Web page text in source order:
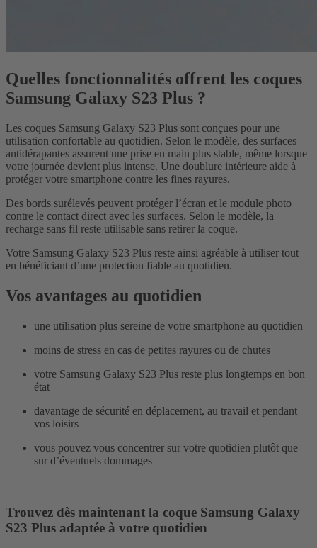
Quelles fonctionnalités offrent les coques
Samsung Galaxy S23 Plus ?
Les coques Samsung Galaxy S23 Plus sont conçues pour une
utilisation confortable au quotidien. Selon le modèle, des surfaces
antidérapantes assurent une prise en main plus stable, même lorsque
votre journée devient plus intense. Une doublure intérieure aide à
protéger votre smartphone contre les fines rayures.
Des bords surélevés peuvent protéger l’écran et le module photo
contre le contact direct avec les surfaces. Selon le modèle, la
recharge sans fil reste utilisable sans retirer la coque.
Votre Samsung Galaxy S23 Plus reste ainsi agréable à utiliser tout
en bénéficiant d’une protection fiable au quotidien.
Vos avantages au quotidien
une utilisation plus sereine de votre smartphone au quotidien
moins de stress en cas de petites rayures ou de chutes
votre Samsung Galaxy S23 Plus reste plus longtemps en bon
état
davantage de sécurité en déplacement, au travail et pendant
vos loisirs
vous pouvez vous concentrer sur votre quotidien plutôt que
sur d’éventuels dommages
Trouvez dès maintenant la coque Samsung Galaxy
S23 Plus adaptée à votre quotidien